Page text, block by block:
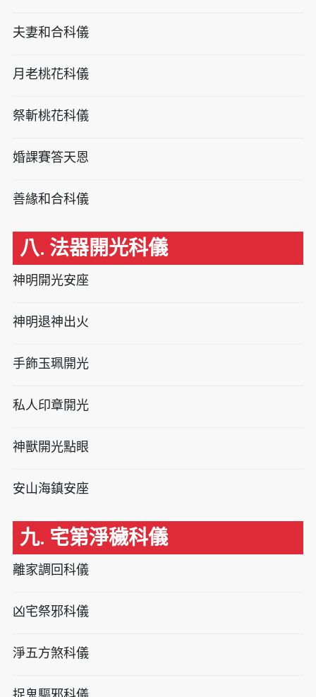
夫妻和合科儀
月老桃花科儀
祭斬桃花科儀
婚課賽答天恩
善緣和合科儀
八. 法器開光科儀
神明開光安座
神明退神出火
手飾玉珮開光
私人印章開光
神獸開光點眼
安山海鎮安座
九. 宅第淨穢科儀
離家調回科儀
凶宅祭邪科儀
淨五方煞科儀